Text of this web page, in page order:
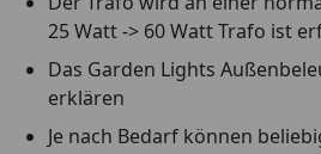
25 Watt -> 60 Watt Trafo ist
Das Garden Lights
erklären
Je nach Bedarf können